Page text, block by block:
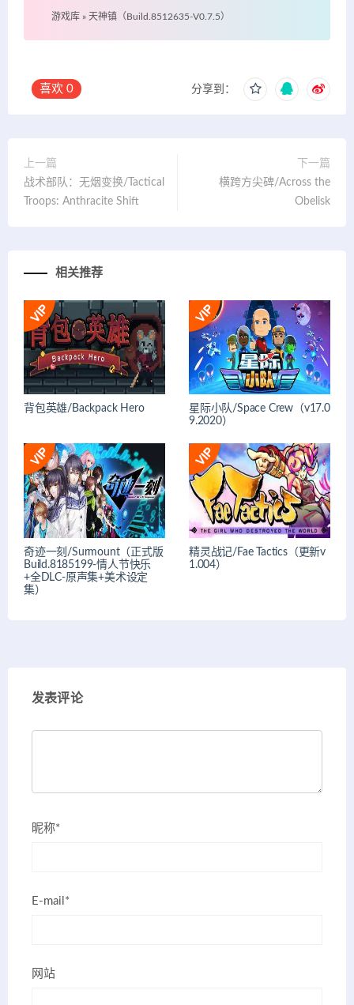
游戏库 » 天神镇（Build.8512635-V0.7.5）
喜欢 0 分享到：
上一篇
战术部队：无烟变换/Tactical
Troops: Anthracite Shift
下一篇
横跨方尖碑/Across the
Obelisk
相关推荐
背包英雄/Backpack Hero
星际小队/Space Crew（v17.0
9.2020）
奇迹一刻/Surmount（正式版
Build.8185199-情人节快乐
+全DLC-原声集+美术设定
集）
精灵战记/Fae Tactics（更新v
1.004）
发表评论
昵称*
E-mail*
网站